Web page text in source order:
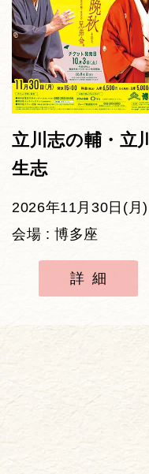
立川志の輔・立川
生志
2026年11月30日(月)
会場 : 博多座
詳細